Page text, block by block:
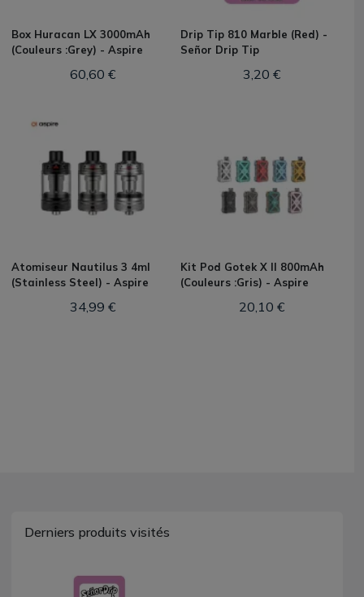
Box Huracan LX 3000mAh
(Couleurs :Grey) - Aspire
60,60 €
Drip Tip 810 Marble (Red) -
Señor Drip Tip
3,20 €
Atomiseur Nautilus 3 4ml
(Stainless Steel) - Aspire
34,99 €
Kit Pod Gotek X II 800mAh
(Couleurs :Gris) - Aspire
20,10 €
Derniers produits visités